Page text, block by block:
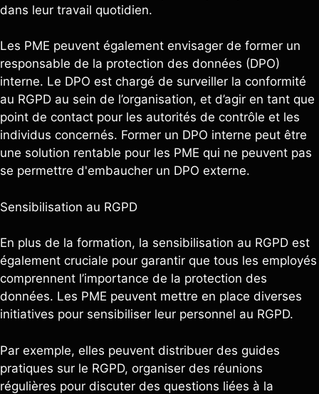
dans leur travail quotidien.
Les PME peuvent également envisager de former un
responsable de la protection des données (DPO)
interne. Le DPO est chargé de surveiller la conformité
au RGPD au sein de l’organisation, et d’agir en tant que
point de contact pour les autorités de contrôle et les
individus concernés. Former un DPO interne peut être
une solution rentable pour les PME qui ne peuvent pas
se permettre d'embaucher un DPO externe.
Sensibilisation au RGPD
En plus de la formation, la sensibilisation au RGPD est
également cruciale pour garantir que tous les employés
comprennent l’importance de la protection des
données. Les PME peuvent mettre en place diverses
initiatives pour sensibiliser leur personnel au RGPD.
Par exemple, elles peuvent distribuer des guides
pratiques sur le RGPD, organiser des réunions
régulières pour discuter des questions liées à la